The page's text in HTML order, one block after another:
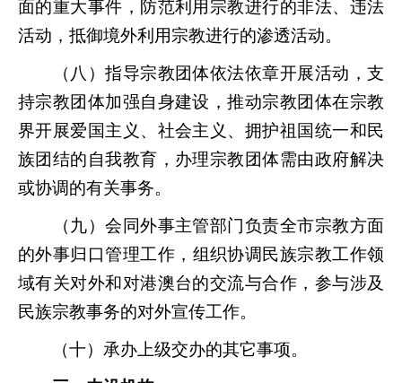
面的重大事件，防范利用宗教进行的非法、违法
活动，抵御境外利用宗教进行的渗透活动。
（八）指导宗教团体依法依章开展活动，支
持宗教团体加强自身建设，推动宗教团体在宗教
界开展爱国主义、社会主义、拥护祖国统一和民
族团结的自我教育，办理宗教团体需由政府解决
或协调的有关事务。
（九）会同外事主管部门负责全市宗教方面
的外事归口管理工作，组织协调民族宗教工作领
域有关对外和对港澳台的交流与合作，参与涉及
民族宗教事务的对外宣传工作。
（十）承办上级交办的其它事项。